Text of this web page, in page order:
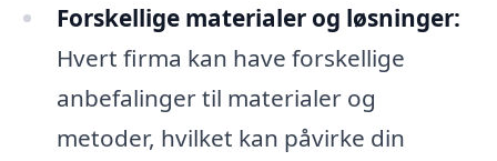
Forskellige materialer og løsninger:
Hvert firma kan have forskellige
anbefalinger til materialer og
metoder, hvilket kan påvirke din